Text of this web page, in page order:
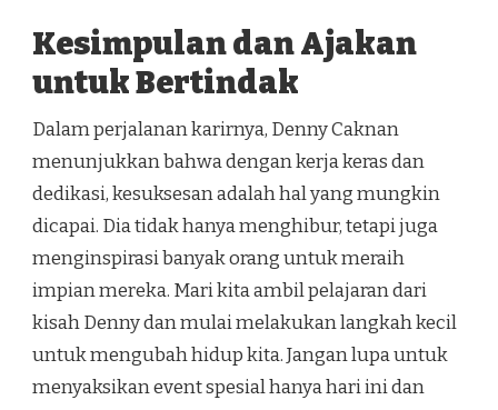
Kesimpulan dan Ajakan
untuk Bertindak
Dalam perjalanan karirnya, Denny Caknan
menunjukkan bahwa dengan kerja keras dan
dedikasi, kesuksesan adalah hal yang mungkin
dicapai. Dia tidak hanya menghibur, tetapi juga
menginspirasi banyak orang untuk meraih
impian mereka. Mari kita ambil pelajaran dari
kisah Denny dan mulai melakukan langkah kecil
untuk mengubah hidup kita. Jangan lupa untuk
menyaksikan event spesial hanya hari ini dan